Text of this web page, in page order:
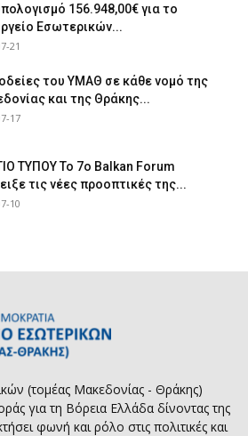
156.948,00€ για το
Εσωτερικών...
21
του ΥΜΑΘ σε κάθε νομό της
και της Θράκης...
17
ΤΥΠΟΥ Το 7ο Balkan Forum
τις νέες προοπτικές της...
10
(τομέας Μακεδονίας - Θράκης)
για τη Βόρεια Ελλάδα δίνοντας της
φωνή και ρόλο στις πολιτικές και